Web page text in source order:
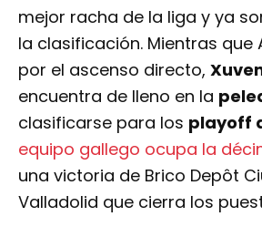
mejor racha de la liga y ya
la clasificación. Mientras que
por el ascenso directo,
encuentra de lleno en la
clasificarse para los playoff
equipo gallego ocupa la
una victoria de Brico Depôt
Valladolid que cierra los